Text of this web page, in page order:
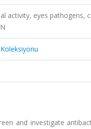
activity, eyes pathogens,
Koleksiyonu
and investigate